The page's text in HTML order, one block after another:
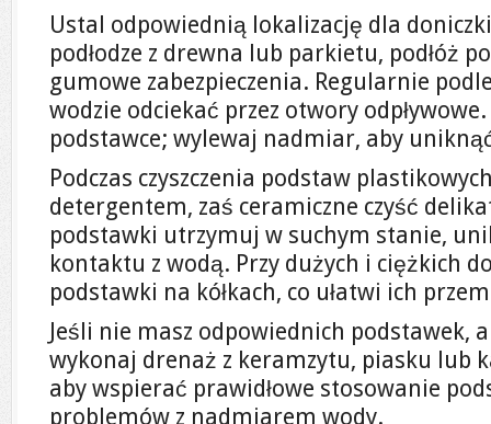
Ustal odpowiednią lokalizację dla
podłodze z drewna lub parkietu, podłóż
gumowe zabezpieczenia. Regularnie
wodzie odciekać przez otwory
podstawce; wylewaj nadmiar, aby
Podczas czyszczenia podstaw
detergentem, zaś ceramiczne czyść
podstawki utrzymuj w suchym stanie,
kontaktu z wodą. Przy dużych i ciężkich
podstawki na kółkach, co ułatwi ich
Jeśli nie masz odpowiednich podstawek,
wykonaj drenaż z keramzytu, piasku lub
aby wspierać prawidłowe stosowanie
problemów z nadmiarem wody.